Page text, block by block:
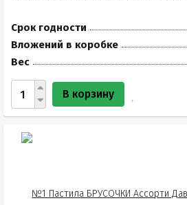
Срок годности
Вложений в коробке
Вес
В корзину